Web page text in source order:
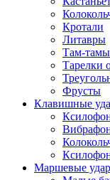
Кротали
Литавры
Там-тамы
Тарелки
Фрусты
Клавишные
Маршевые